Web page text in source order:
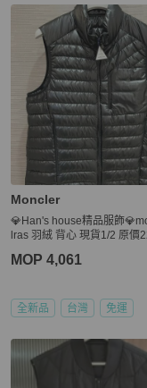
Moncler
💎Han's house精品服飾
lras 羽絨 背心 現貨1/2 原價
MOP 4,061
全新品 台灣 免運